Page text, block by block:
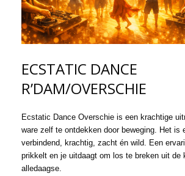
ECSTATIC DANCE
R’DAM/OVERSCHIE
Ecstatic Dance Overschie is een krachtige
ware zelf te ontdekken door beweging. Het is
verbindend, krachtig, zacht én wild. Een
prikkelt en je uitdaagt om los te breken uit de
alledaagse.